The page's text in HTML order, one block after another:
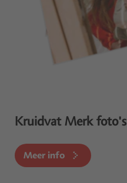
Kruidvat Merk foto's
Meer info